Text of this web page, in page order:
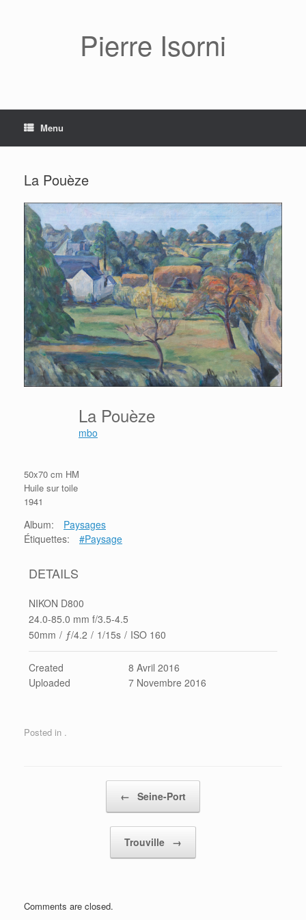
Pierre Isorni
Menu
La Pouèze
La Pouèze
mbo
50x70 cm HM
Huile sur toile
1941
Album:
Paysages
Étiquettes:
#Paysage
DETAILS
NIKON D800
24.0-85.0 mm f/3.5-4.5
50mm / ƒ/4.2 / 1/15s / ISO 160
Created
8 Avril 2016
Uploaded
7 Novembre 2016
Posted in .
← Seine-Port
Trouville →
Comments are closed.